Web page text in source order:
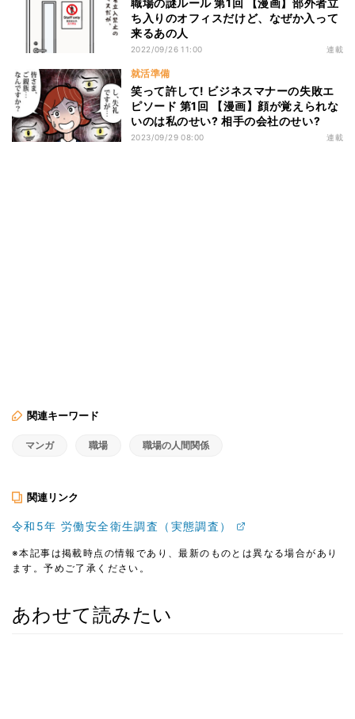
ち入りのオフィスだけど、なぜか入って
来るあの人
2022/09/26 11:00 連載
就活準備
笑って許して! ビジネスマナーの失敗エ
ピソード 第1回 【漫画】顔が覚えられな
いのは私のせい? 相手の会社のせい?
2023/09/29 08:00 連載
関連キーワード
マンガ 職場 職場の人間関係
関連リンク
令和5年 労働安全衛生調査（実態調査）
※本記事は掲載時点の情報であり、最新のものとは異なる場合があり
ます。予めご了承ください。
あわせて読みたい